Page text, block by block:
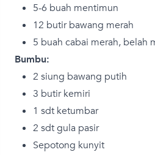
5-6 buah mentimun
12 butir bawang merah
5 buah cabai merah, belah
Bumbu:
2 siung bawang putih
3 butir kemiri
1 sdt ketumbar
2 sdt gula pasir
Sepotong kunyit